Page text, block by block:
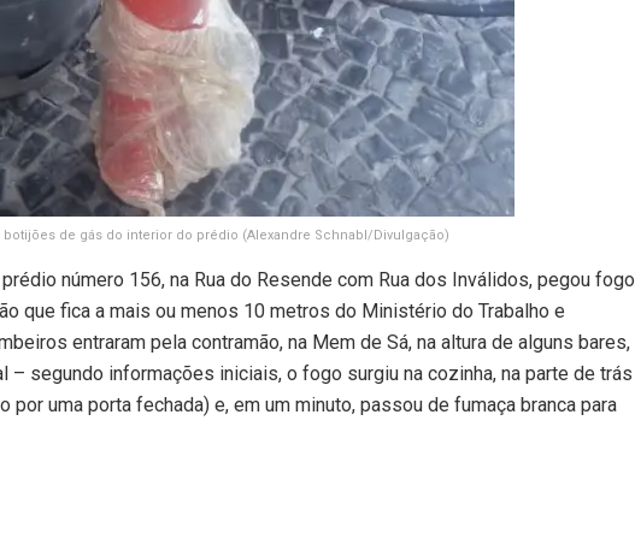
de gás do interior do prédio (Alexandre Schnabl/Divulgação)
número 156, na Rua do Resende com Rua dos Inválidos, pegou fogo
que fica a mais ou menos 10 metros do Ministério do Trabalho e
entraram pela contramão, na Mem de Sá, na altura de alguns bares,
– segundo informações iniciais, o fogo surgiu na cozinha, na parte de trás
uma porta fechada) e, em um minuto, passou de fumaça branca para